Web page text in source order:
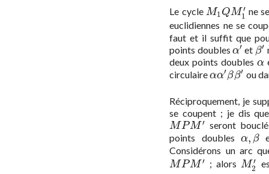
Le cycle M1QM′
1
M1 QM1′ ne
euclidiennes ne se
faut et il suffit que
points doubles α′
α′ et β′
β′
deux points doublesα
α
circulaireαα′ββ′
αα′ββ′ ou
Réciproquement, je
se coupent ; je dis
MPM′
MPM′
seront
points doubles α, β
α,β
Considérons un arc
MPM′
MPM′ ; alors M′
2
M2